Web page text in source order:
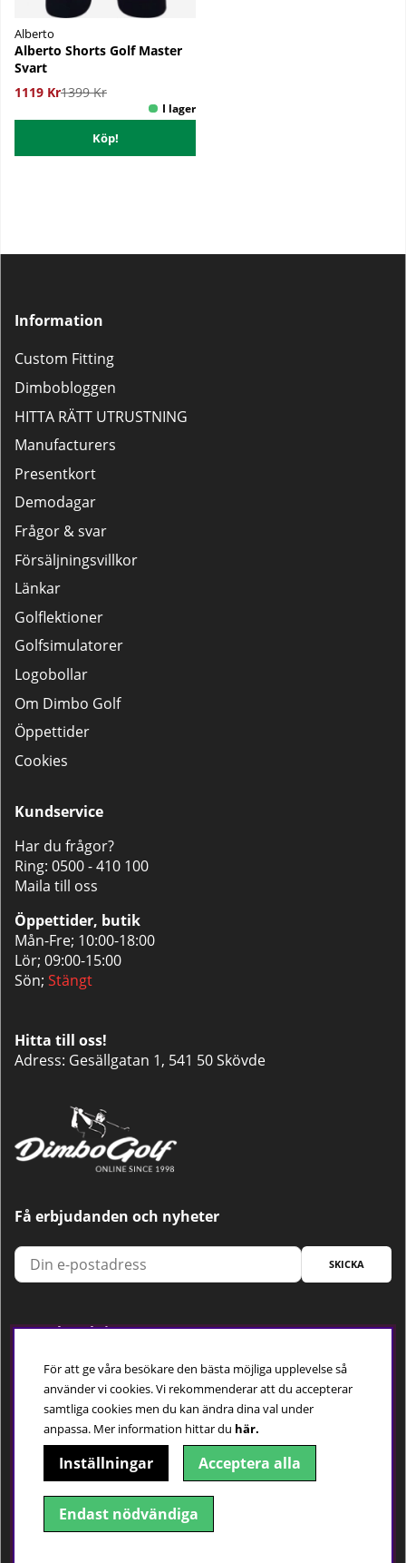
Alberto
Alberto Shorts Golf Master
Svart
1119 Kr1399 Kr
Köp!
Information
Custom Fitting
Dimbobloggen
HITTA RÄTT UTRUSTNING
Manufacturers
Presentkort
Demodagar
Frågor & svar
Försäljningsvillkor
Länkar
Golflektioner
Golfsimulatorer
Logobollar
Om Dimbo Golf
Öppettider
Cookies
Kundservice
Har du frågor?
Ring: 0500 - 410 100
Maila till oss
Öppettider, butik
Mån-Fre; 10:00-18:00
Lör; 09:00-15:00
Sön; Stängt
Hitta till oss!
Adress: Gesällgatan 1, 541 50 Skövde
Få erbjudanden och nyheter
SKICKA
Trygg betalning
Följ oss
För att ge våra besökare den bästa möjliga upplevelse så
använder vi cookies. Vi rekommenderar att du accepterar
samtliga cookies men du kan ändra dina val under
anpassa. Mer information hittar du här.
Inställningar Acceptera alla
Endast nödvändiga